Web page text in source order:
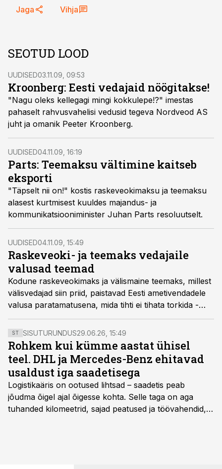
Jaga Vihja
SEOTUD LOOD
UUDISED03.11.09, 09:53
Kroonberg: Eesti vedajaid nöögitakse!
"Nagu oleks kellegagi mingi kokkulepe!?" imestas
pahaselt rahvusvahelisi vedusid tegeva Nordveod AS
juht ja omanik Peeter Kroonberg.
UUDISED04.11.09, 16:19
Parts: Teemaksu vältimine kaitseb
eksporti
"Täpselt nii on!" kostis raskeveokimaksu ja teemaksu
alasest kurtmisest kuuldes majandus- ja
kommunikatsiooniminister Juhan Parts resoluutselt.
UUDISED04.11.09, 15:49
Raskeveoki- ja teemaks vedajaile
valusad teemad
Kodune raskeveokimaks ja välismaine teemaks, millest
välisvedajad siin priid, paistavad Eesti ametivendadele
valusa paratamatusena, mida tihti ei tihata torkida -
justkui muiste ei tohtinud hunti otsesõnu mainida...
ST SISUTURUNDUS29.06.26, 15:49
Rohkem kui kümme aastat ühisel
teel. DHL ja Mercedes-Benz ehitavad
usaldust iga saadetisega
Logistikaäris on ootused lihtsad – saadetis peab
jõudma õigel ajal õigesse kohta. Selle taga on aga
tuhanded kilomeetrid, sajad peatused ja töövahendid,